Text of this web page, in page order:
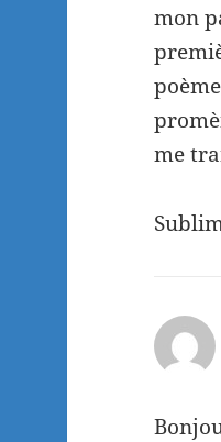
mon
me